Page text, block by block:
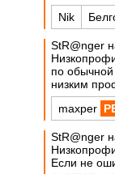
Nik
StR@nger
по обычной
низким
maxper
StR@nger
Если не